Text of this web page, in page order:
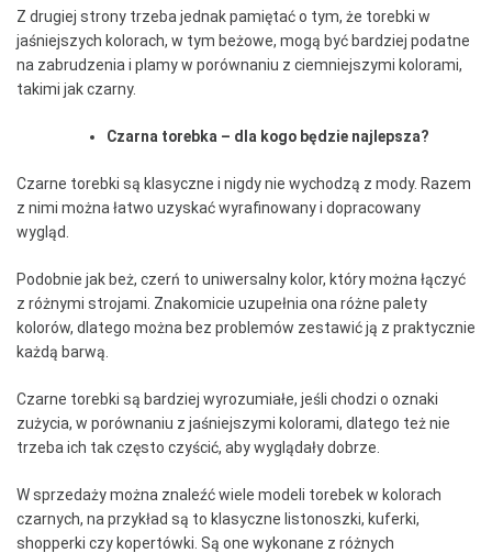
Z drugiej strony trzeba jednak pamiętać o tym, że torebki w
jaśniejszych kolorach, w tym beżowe, mogą być bardziej podatne
na zabrudzenia i plamy w porównaniu z ciemniejszymi kolorami,
takimi jak czarny.
Czarna torebka – dla kogo będzie najlepsza?
Czarne torebki są klasyczne i nigdy nie wychodzą z mody. Razem
z nimi można łatwo uzyskać wyrafinowany i dopracowany
wygląd.
Podobnie jak beż, czerń to uniwersalny kolor, który można łączyć
z różnymi strojami. Znakomicie uzupełnia ona różne palety
kolorów, dlatego można bez problemów zestawić ją z praktycznie
każdą barwą.
Czarne torebki są bardziej wyrozumiałe, jeśli chodzi o oznaki
zużycia, w porównaniu z jaśniejszymi kolorami, dlatego też nie
trzeba ich tak często czyścić, aby wyglądały dobrze.
W sprzedaży można znaleźć wiele modeli torebek w kolorach
czarnych, na przykład są to klasyczne listonoszki, kuferki,
shopperki czy kopertówki. Są one wykonane z różnych